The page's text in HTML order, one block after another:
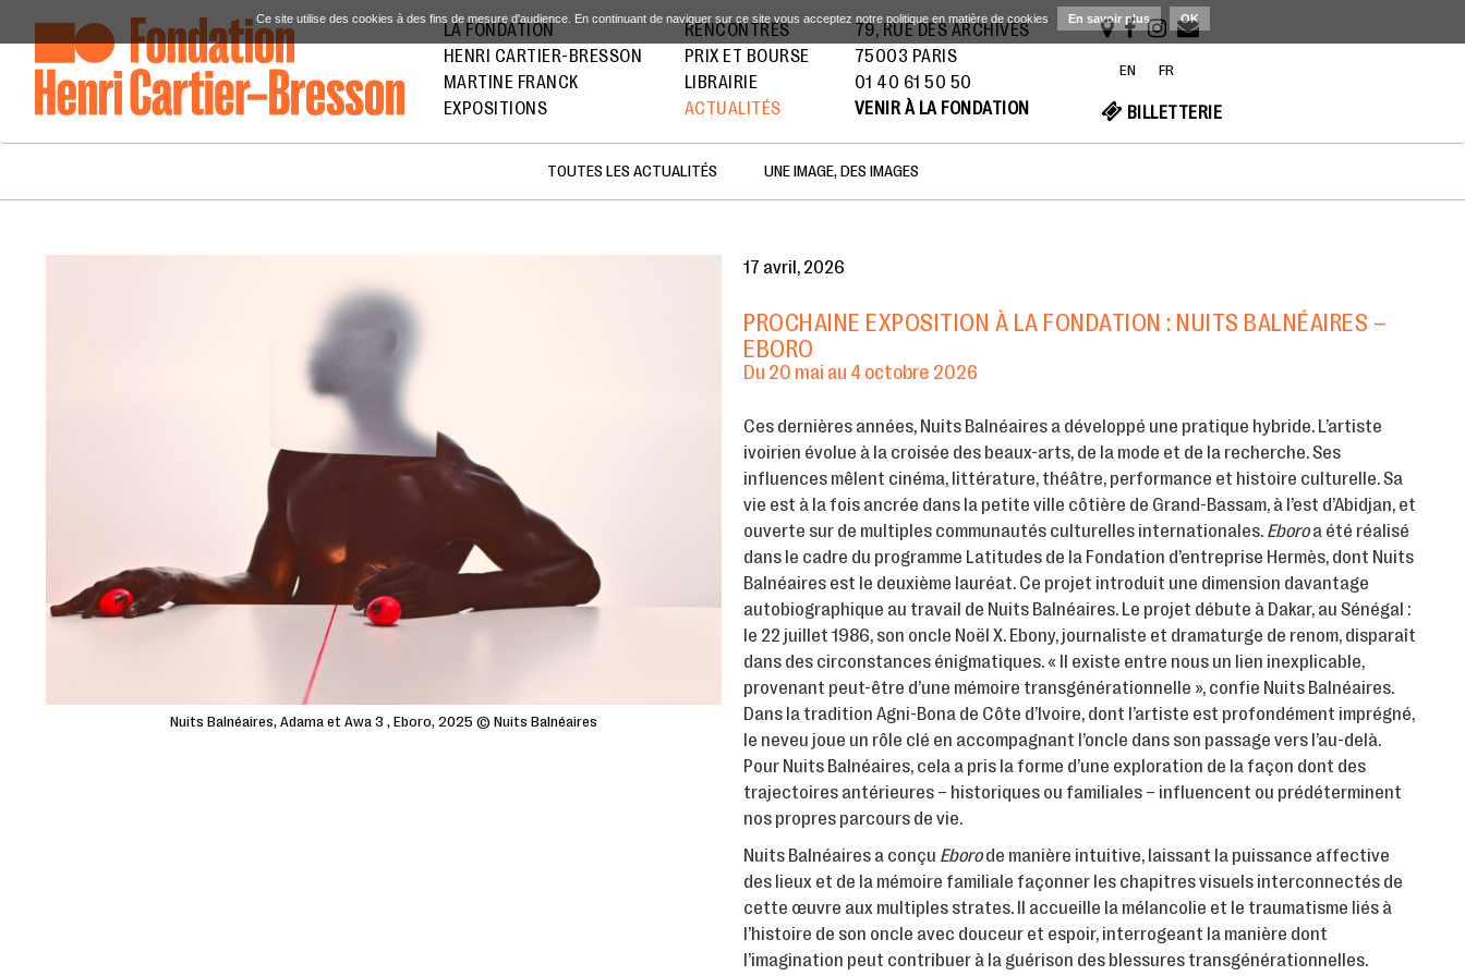
LA FONDATION
HENRI CARTIER-BRESSON
MARTINE FRANCK
EXPOSITIONS
RENCONTRES
PRIX ET BOURSE
LIBRAIRIE
ACTUALITÉS
79, RUE DES ARCHIVES
75003 PARIS
01 40 61 50 50
VENIR À LA FONDATION
EN FR
BILLETTERIE
TOUTES LES ACTUALITÉS UNE IMAGE, DES IMAGES
Nuits Balnéaires, Adama et Awa 3 , Eboro, 2025 © Nuits Balnéaires
17 avril, 2026
PROCHAINE EXPOSITION À LA FONDATION : NUITS BALNÉAIRES –
EBORO
Du 20 mai au 4 octobre 2026
Ces dernières années, Nuits Balnéaires a développé une pratique hybride. L’artiste
ivoirien évolue à la croisée des beaux-arts, de la mode et de la recherche. Ses
influences mêlent cinéma, littérature, théâtre, performance et histoire culturelle. Sa
vie est à la fois ancrée dans la petite ville côtière de Grand-Bassam, à l’est d’Abidjan, et
ouverte sur de multiples communautés culturelles internationales. Eboroa été réalisé
dans le cadre du programme Latitudes de la Fondation d’entreprise Hermès, dont Nuits
Balnéaires est le deuxième lauréat. Ce projet introduit une dimension davantage
autobiographique au travail de Nuits Balnéaires. Le projet débute à Dakar, au Sénégal :
le 22 juillet 1986, son oncle Noël X. Ebony, journaliste et dramaturge de renom, disparaît
dans des circonstances énigmatiques. « Il existe entre nous un lien inexplicable,
provenant peut-être d’une mémoire transgénérationnelle », confie Nuits Balnéaires.
Dans la tradition Agni-Bona de Côte d’Ivoire, dont l’artiste est profondément imprégné,
le neveu joue un rôle clé en accompagnant l’oncle dans son passage vers l’au-delà.
Pour Nuits Balnéaires, cela a pris la forme d’une exploration de la façon dont des
trajectoires antérieures – historiques ou familiales – influencent ou prédéterminent
nos propres parcours de vie.
Nuits Balnéaires a conçu Eborode manière intuitive, laissant la puissance affective
des lieux et de la mémoire familiale façonner les chapitres visuels interconnectés de
cette œuvre aux multiples strates. Il accueille la mélancolie et le traumatisme liés à
l’histoire de son oncle avec douceur et espoir, interrogeant la manière dont
l’imagination peut contribuer à la guérison des blessures transgénérationnelles.
Ce site utilise des cookies à des fins de mesure d'audience. En continuant de naviguer sur ce site vous acceptez notre politique en matière de cookies En savoir plus OK